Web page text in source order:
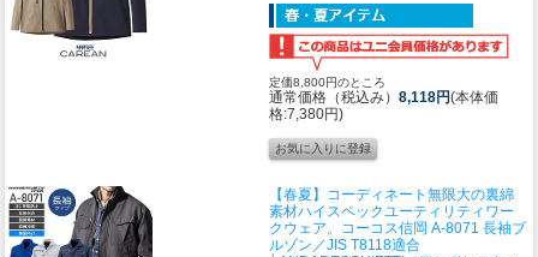
定価8,800円のところ
通常価格（税込み） 8,118円(本体価
格:7,380円)
【春夏】コーディネート無限大の裏綿
素材ハイスペックユーティリティワー
クウェア。 コーコス信岡 A-8071 長袖ブ
ルゾン／JIS T8118適合